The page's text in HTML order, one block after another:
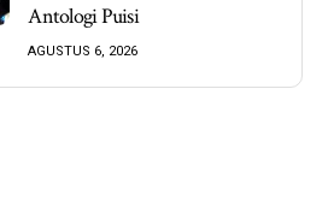
Antologi Puisi
AGUSTUS 6, 2026